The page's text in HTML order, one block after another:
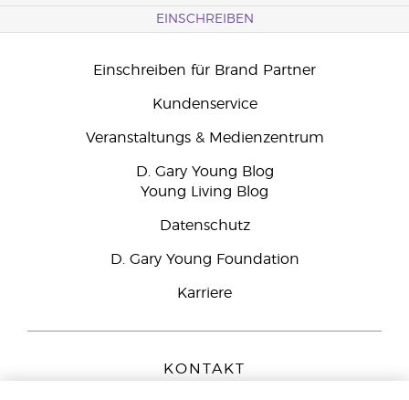
EINSCHREIBEN
Einschreiben für Brand Partner
Kundenservice
Veranstaltungs & Medienzentrum
D. Gary Young Blog
Young Living Blog
Datenschutz
D. Gary Young Foundation
Karriere
KONTAKT